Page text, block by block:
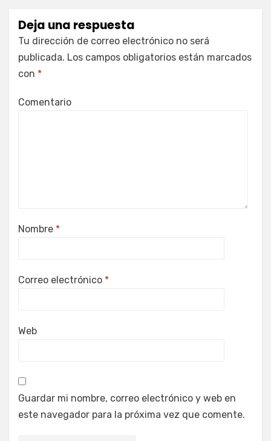
Deja una respuesta
Tu dirección de correo electrónico no será
publicada. Los campos obligatorios están marcados
con *
Comentario
Nombre *
Correo electrónico *
Web
Guardar mi nombre, correo electrónico y web en
este navegador para la próxima vez que comente.